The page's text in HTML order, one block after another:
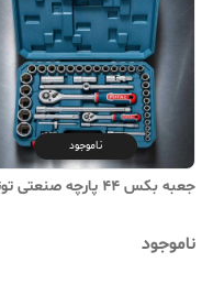
ناموجود
جعبه بکس 44 پارچه صنعتی توتال
ناموجود